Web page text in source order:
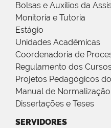
Bolsas e Auxílios da
Monitoria e Tutoria
Estágio
Unidades Acadêmicas
Coordenadoria de
Regulamento dos
Projetos Pedagógicos
Manual de
Dissertações e Teses
SERVIDORES